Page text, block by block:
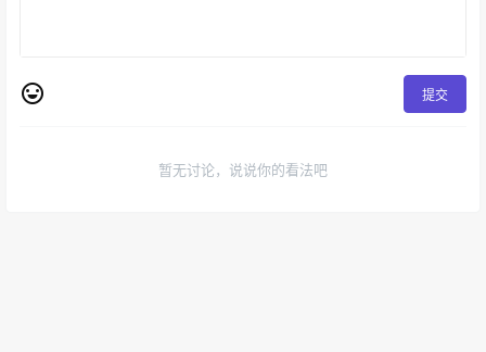
提交
暂无讨论，说说你的看法吧